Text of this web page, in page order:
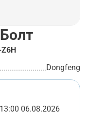
Болт
Dongfeng
13:00 06.08.2026